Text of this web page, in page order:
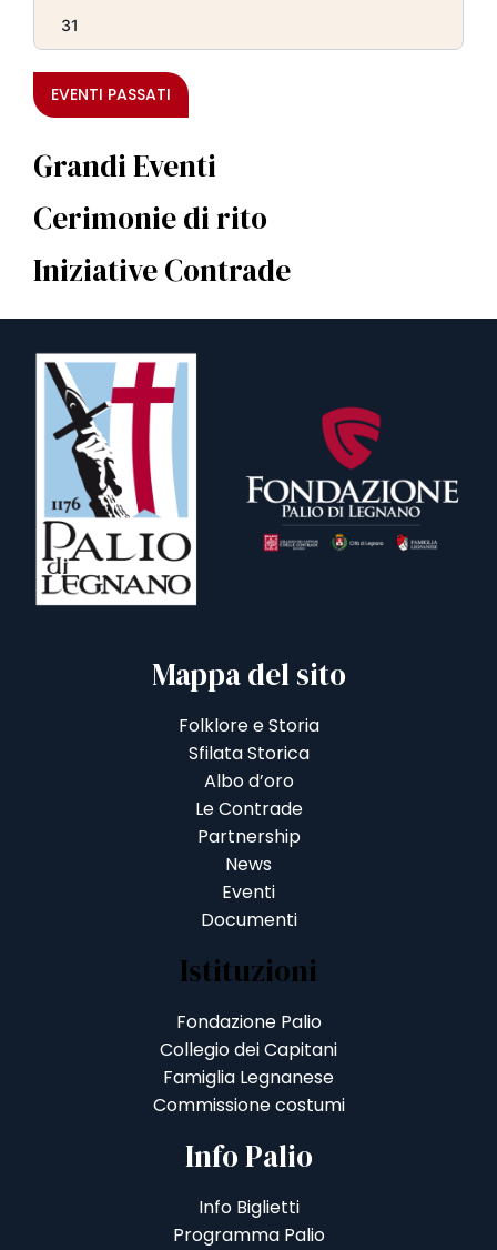
31
EVENTI PASSATI
Grandi Eventi
Cerimonie di rito
Iniziative Contrade
Mappa del sito
Folklore e Storia
Sfilata Storica
Albo d’oro
Le Contrade
Partnership
News
Eventi
Documenti
Istituzioni
Fondazione Palio
Collegio dei Capitani
Famiglia Legnanese
Commissione costumi
Info Palio
Info Biglietti
Programma Palio